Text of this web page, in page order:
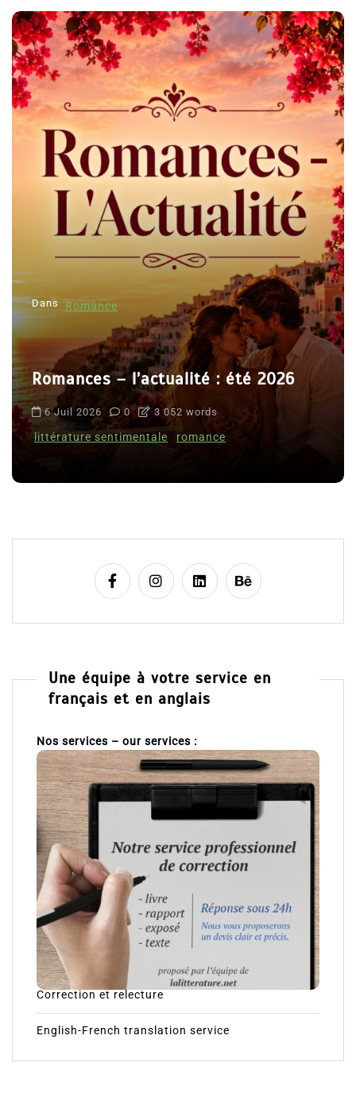
Dans Romance
Romances – l’actualité : été 2026
6 Juil 2026 0 3 052 words
littérature sentimentale romance
Une équipe à votre service en
français et en anglais
Nos services – our services :
Correction et relecture
English-French translation service